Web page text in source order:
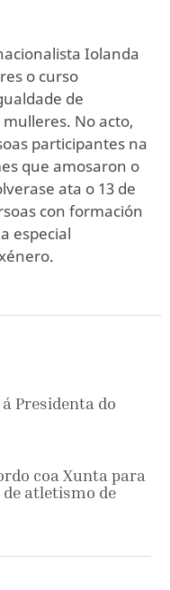
Iolanda
o curso
de
No acto,
participantes na
que amosaron o
ata o 13 de
con formación
especial
Presidenta do
coa Xunta para
atletismo de